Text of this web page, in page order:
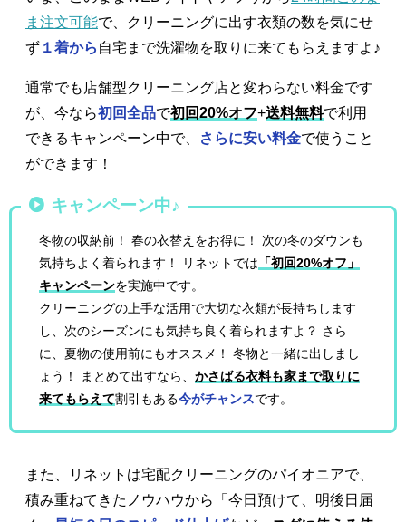
ま注文可能で、クリーニングに出す衣類の数を気にせ
ず １着から 自宅まで洗濯物を取りに来てもらえますよ♪
通常でも店舗型クリーニング店と変わらない料金です
が、今なら初回全品で初回20%オフ+送料無料で利用
できるキャンペーン中で、
さらに安い料金で使うこと
ができます！
キャンペーン中♪
冬物の収納前！ 春の衣替えをお得に！ 次の冬のダウンも
気持ちよく着られます！ リネットでは 「初回20%オフ」
キャンペーンを実施中です。
クリーニングの上手な活用で大切な衣類が長持ちします
し、次のシーズンにも気持ち良く着られますよ？ さら
に、夏物の使用前にもオススメ！ 冬物と一緒に出しまし
ょう！ まとめて出すなら、かさばる衣料も家まで取りに
来てもらえて割引もある今がチャンスです。
また、リネットは宅配クリーニングのパイオニアで、
積み重ねてきたノウハウから「今日預けて、明後日届